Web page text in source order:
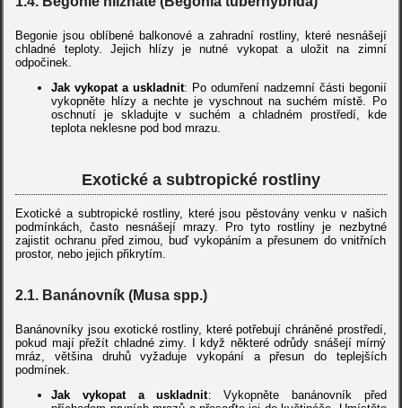
Begonie jsou oblíbené balkonové a zahradní rostliny, které nesnášejí
chladné teploty. Jejich hlízy je nutné vykopat a uložit na zimní
odpočinek.
Jak vykopat a uskladnit: Po odumření nadzemní části begonií
vykopněte hlízy a nechte je vyschnout na suchém místě. Po
oschnutí je skladujte v suchém a chladném prostředí, kde
teplota neklesne pod bod mrazu.
Exotické a subtropické rostliny
Exotické a subtropické rostliny, které jsou pěstovány venku v našich
podmínkách, často nesnášejí mrazy. Pro tyto rostliny je nezbytné
zajistit ochranu před zimou, buď vykopáním a přesunem do vnitřních
prostor, nebo jejich přikrytím.
2.1. Banánovník (Musa spp.)
Banánovníky jsou exotické rostliny, které potřebují chráněné prostředí,
pokud mají přežít chladné zimy. I když některé odrůdy snášejí mírný
mráz, většina druhů vyžaduje vykopání a přesun do teplejších
podmínek.
Jak vykopat a uskladnit: Vykopněte banánovník před